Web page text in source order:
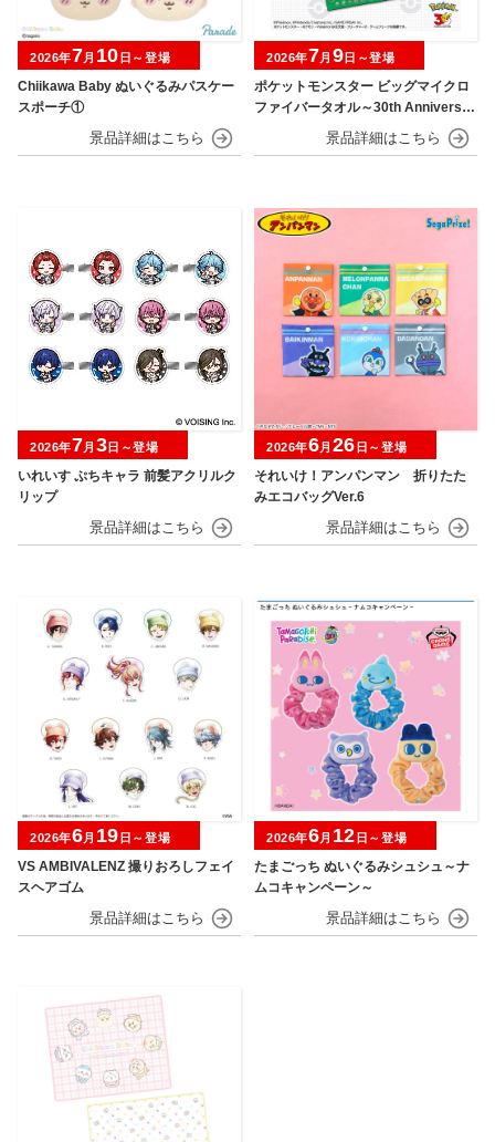
Chiikawa Baby ぬいぐるみパスケー
スポーチ①
2026年7月 10 日～登場
ポケットモンスター ビッグマイクロ
ファイバータオル～30th Anniversar
2026年7月 9日～登場
いれいす ぷちキャラ 前髪アクリルク
リップ
2026年7月 3 日～登場
それいけ！アンパンマン 折りたた
みエコバッグVer.6
2026年6月 26 日～登場
VS AMBIVALENZ 撮りおろしフェイ
スヘアゴム
2026年6月 19 日～登場
たまごっち ぬいぐるみシュシュ～ナ
ムコキャンペーン～
2026年6月 12 日～登場